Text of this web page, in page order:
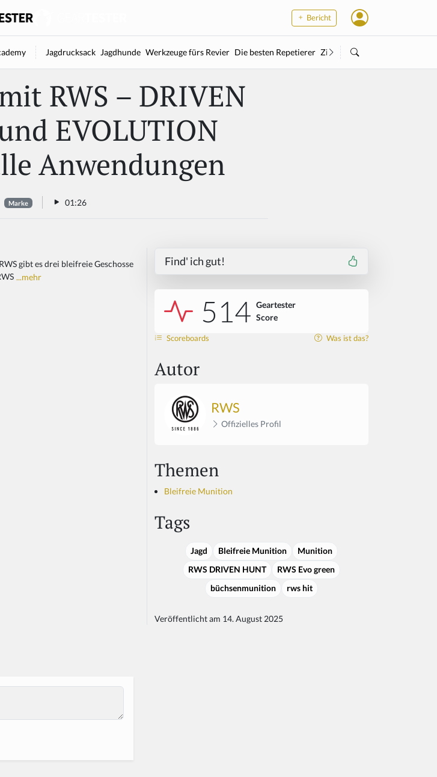
Bericht
Jagdrucksack Jagdhunde Werkzeuge fürs Revier Die besten Repetierer Zielstock
RWS – DRIVEN
EVOLUTION
Anwendungen
Marke 01:26
gibt es drei bleifreie Geschosse
...mehr
Find' ich gut!
514 Geartester
Score
Scoreboards Was ist das?
Autor
RWS
Offizielles Profil
Themen
Bleifreie Munition
Tags
Jagd Bleifreie Munition
Munition
RWS DRIVEN HUNT
RWS Evo green
büchsenmunition
rws hit
Veröffentlicht am 14. August 2025